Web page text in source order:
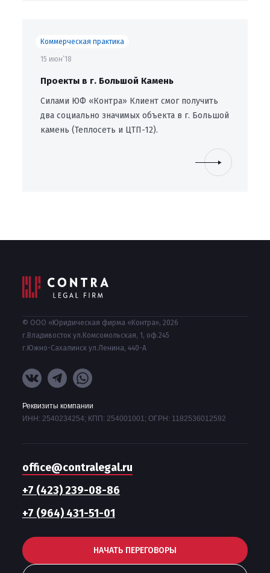
Коммерческая практика
15 июн’18
Проекты в г. Большой Камень
Силами ЮФ «Контра» Клиент смог получить
два социально значимых объекта в г. Большой
камень (Теплосеть и ЦТП-12).
© ООО «Юридическая фирма «Контра», 2026
г.Владивосток ул.Комсомольская, 1, оф.245
г.Южно-Сахалинск ул.Ленина, 440-А
Реквизиты компании
ИНН: 2540234254; КПП: 254001001; ОГРН: 1182536012592
office@contralegal.ru
+7 (423) 239-08-86
+7 (964) 431-51-01
НАЧАТЬ ПЕРЕГОВОРЫ